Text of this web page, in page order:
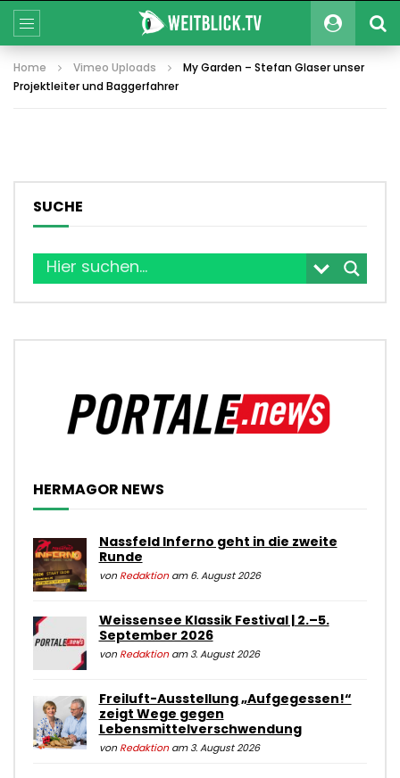
Home Vimeo Uploads
My Garden – Stefan Glaser unser
Projektleiter und Baggerfahrer
SUCHE
HERMAGOR NEWS
Nassfeld Inferno geht in die zweite
Runde
von Redaktionam 6. August 2026
Weissensee Klassik Festival | 2.–5.
September 2026
von Redaktionam 3. August 2026
Freiluft-Ausstellung „Aufgegessen!“
zeigt Wege gegen
Lebensmittelverschwendung
von Redaktionam 3. August 2026